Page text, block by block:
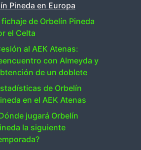
Pineda en Europa
fichaje de Orbelín Pineda
el Celta
al AEK Atenas:
con Almeyda y
de un doblete
de Orbelín
en el AEK Atenas
jugará Orbelín
la siguiente